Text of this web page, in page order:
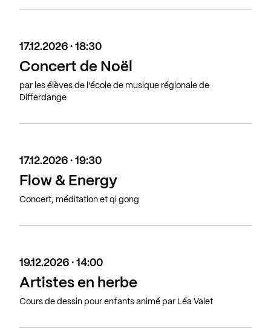
17.12.2026 · 18:30
Concert de Noël
par les élèves de l’école de musique régionale de
Differdange
17.12.2026 · 19:30
Flow & Energy
Concert, méditation et qi gong
19.12.2026 · 14:00
Artistes en herbe
Cours de dessin pour enfants animé par Léa Valet